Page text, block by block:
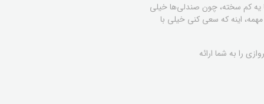
یه کم سخته، چون صندلی‌ها خیلی
اینه که سعی کنی خیلی با
را به شما ارائه